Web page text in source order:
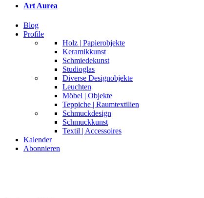
Art Aurea
Blog
Profile
Holz | Papierobjekte
Keramikkunst
Schmiedekunst
Studioglas
Diverse Designobjekte
Leuchten
Möbel | Objekte
Teppiche | Raumtextilien
Schmuckdesign
Schmuckkunst
Textil | Accessoires
Kalender
Abonnieren